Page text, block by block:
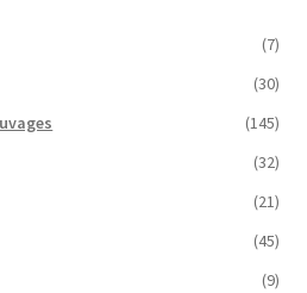
(7)
(30)
(145)
(32)
(21)
(45)
(9)